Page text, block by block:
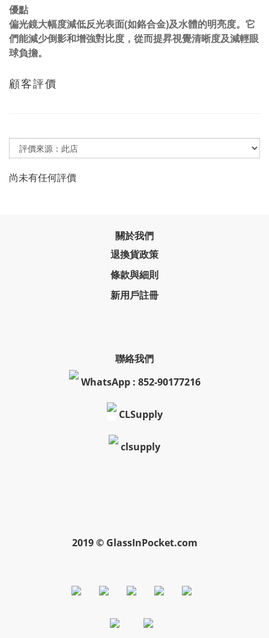
優點
偏光鏡大幅度減低反光表面(如鉻合金)及水體的明亮度。它
們能減少倒影和增強對比度，從而提昇視覺清晰度及減輕眼
球負擔。
顧客評價
尚未有任何評價
關於我們
退換貨政策
條款與細則
新用戶註冊
聯絡我們
WhatsApp : 852-90177216
CLSupply
clsupply
2019 © GlassInPocket.com